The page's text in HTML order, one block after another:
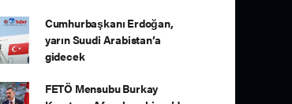
Cumhurbaşkanı Erdoğan,
yarın Suudi Arabistan’a
gidecek
FETÖ Mensubu Burkay